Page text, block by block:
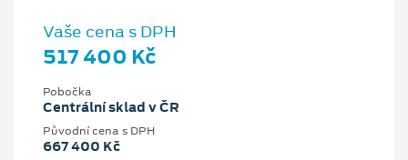
Vaše cena s DPH
517 400 Kč
Pobočka
Centrální sklad v ČR
Původní cena s DPH
667 400 Kč